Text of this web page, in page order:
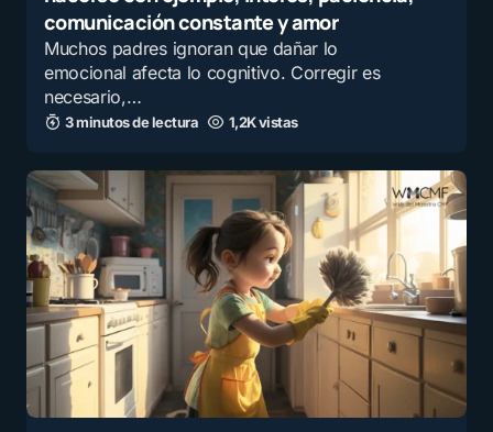
comunicación constante y amor
Muchos padres ignoran que dañar lo
emocional afecta lo cognitivo. Corregir es
necesario,…
3 minutos de lectura 1,2K vistas